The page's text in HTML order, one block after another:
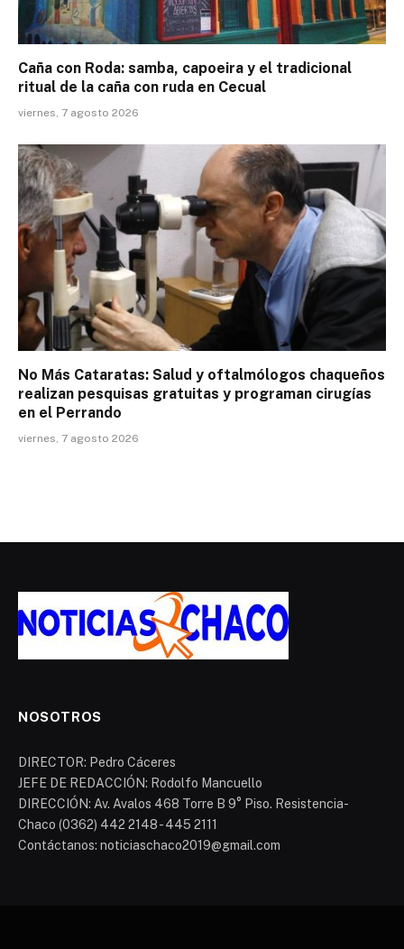
Caña con Roda: samba, capoeira y el tradicional
ritual de la caña con ruda en Cecual
viernes, 7 agosto 2026
No Más Cataratas: Salud y oftalmólogos chaqueños
realizan pesquisas gratuitas y programan cirugías
en el Perrando
viernes, 7 agosto 2026
NOSOTROS
DIRECTOR: Pedro Cáceres
JEFE DE REDACCIÓN: Rodolfo Mancuello
DIRECCIÓN: Av. Avalos 468 Torre B 9° Piso. Resistencia-
Chaco (0362) 442 2148 - 445 2111
Contáctanos: noticiaschaco2019@gmail.com